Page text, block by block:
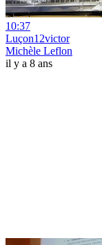
10:37
Luçon12victor
Michèle Leflon
il y a 8 ans